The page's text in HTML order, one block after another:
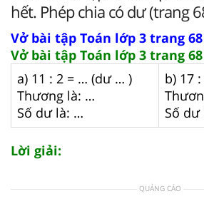
hết. Phép chia có dư (trang
Vở bài tập Toán lớp 3 trang 68
Vở bài tập Toán lớp 3 trang
a) 11 : 2 = … (dư … )
Thương là: …
Số dư là: …
b) 17
Số
Lời giải:
QUẢNG CÁO